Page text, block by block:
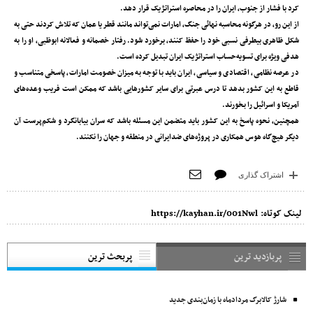
کرد با فشار از جنوب، ایران را در محاصره استراتژیک قرار دهد.
از این رو، در هرگونه محاسبه نهائی جنگ، امارات نمی‌تواند مانند قطر یا عمان که تلاش کردند حتی به
شکل ظاهری بیطرفی نسبی خود را حفظ کنند، برخورد شود. رفتار خصمانه و فعالانه ابوظبی، او را به
هدفی ویژه برای تسویه‌حساب استراتژیک ایران تبدیل کرده است.
در عرصه نظامی، اقتصادی و سیاسی، ایران باید با توجه به میزان خصومت امارات، پاسخی متناسب و
قاطع به این کشور بدهد تا درس عبرتی برای سایر کشورهایی باشد که ممکن است فریب وعده‌های
آمریکا و اسرائیل را بخورند.
همچنین، نحوه پاسخ به این کشور باید متضمن این مسئله باشد که سران بیابانگرد و شکم‌پرست آن
دیگر هیچ‌گاه هوس همکاری در پروژه‌های ضدایرانی در منطقه و جهان را نکنند.
اشتراک گذاری
لینک کوتاه: https://kayhan.ir/001Nwl
پربازدید ترین پربحث ترین
شارژ کالابرگ مردادماه با زمان‌بندی جدید